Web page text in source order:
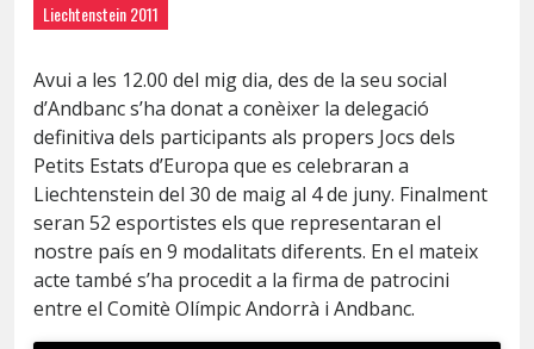
Liechtenstein 2011
Avui a les 12.00 del mig dia, des de la seu social
d’Andbanc s’ha donat a conèixer la delegació
definitiva dels participants als propers Jocs dels
Petits Estats d’Europa que es celebraran a
Liechtenstein del 30 de maig al 4 de juny. Finalment
seran 52 esportistes els que representaran el
nostre país en 9 modalitats diferents. En el mateix
acte també s’ha procedit a la firma de patrocini
entre el Comitè Olímpic Andorrà i Andbanc.